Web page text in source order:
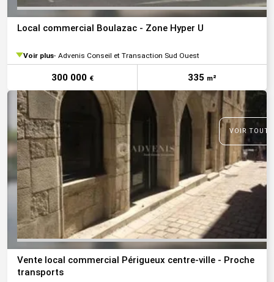
Local commercial Boulazac - Zone Hyper U
Voir plus Advenis Conseil et Transaction Sud Ouest
300 000 € 335 m²
VOIR
Vente local commercial Périgueux centre-ville - Proche
transports